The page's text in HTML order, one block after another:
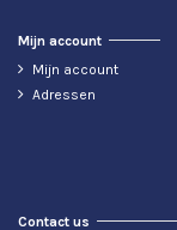
Mijn account
Mijn account
Adressen
Contact us